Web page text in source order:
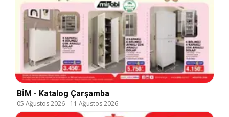
BİM - Katalog Çarşamba
05 Ağustos 2026- 11 Ağustos 2026